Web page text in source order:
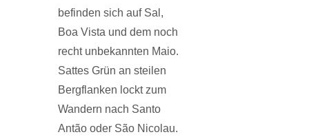
befinden sich auf Sal,
Boa Vista und dem noch
recht unbekannten Maio.
Sattes Grün an steilen
Bergflanken lockt zum
Wandern nach Santo
Antão oder São Nicolau.